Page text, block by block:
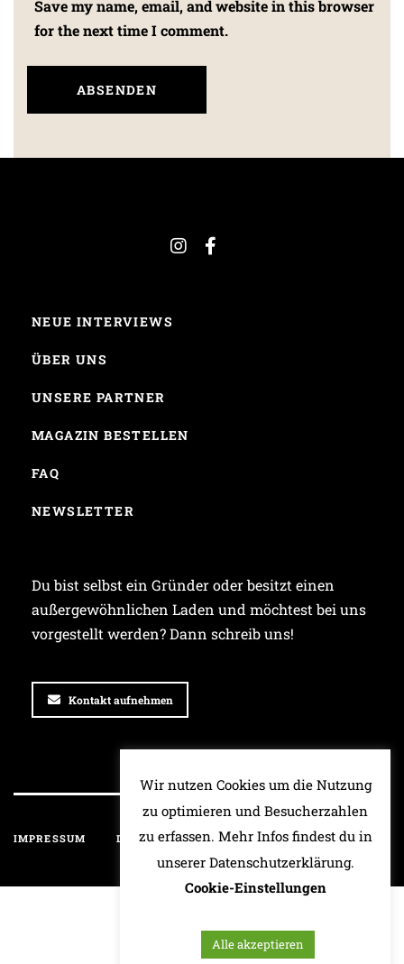
Save my name, email, and website in this browser
for the next time I comment.
NEUE INTERVIEWS
ÜBER UNS
UNSERE PARTNER
MAGAZIN BESTELLEN
FAQ
NEWSLETTER
Du bist selbst ein Gründer oder besitzt einen
außergewöhnlichen Laden und möchtest bei uns
vorgestellt werden? Dann schreib uns!
Kontakt aufnehmen
IMPRESSUM DATENSCHUTZ HAFTUNGSAUSSCHLUSS
Wir nutzen Cookies um die Nutzung
zu optimieren und Besucherzahlen
zu erfassen. Mehr Infos findest du in
unserer Datenschutzerklärung.
Cookie-Einstellungen
Alle akzeptieren